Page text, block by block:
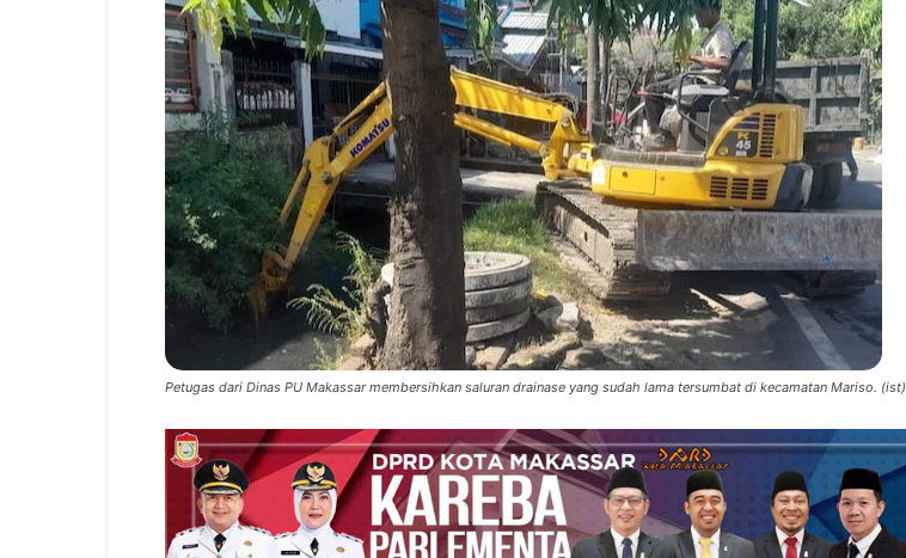
Petugas dari Dinas PU Makassar membersihkan saluran drainase yang sudah lama tersumbat di kecamatan Mariso. (ist)